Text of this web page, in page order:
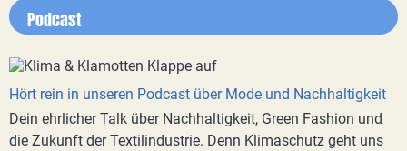
Podcast
Hört rein in unseren Podcast über Mode und Nachhaltigkeit
Dein ehrlicher Talk über Nachhaltigkeit, Green Fashion und
die Zukunft der Textilindustrie. Denn Klimaschutz geht uns